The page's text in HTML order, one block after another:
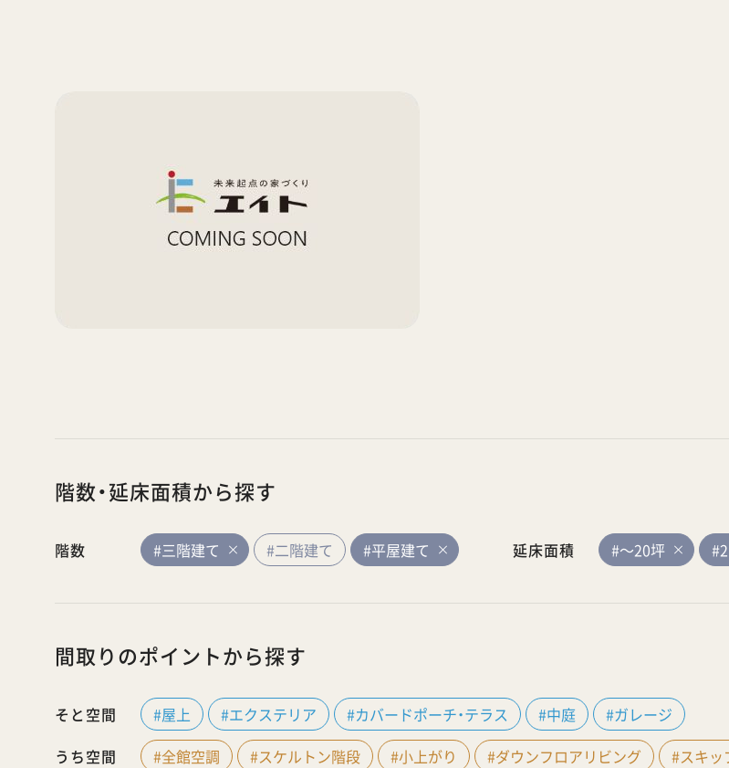
階数・延床面積から探す
階数 #三階建て #二階建て #平屋建て 延床面積 #～20坪
間取りのポイントから探す
そと空間 #屋上 #エクステリア #カバードポーチ・テラス #中庭
#ガレージ
うち空間
#全館空調 #スケルトン階段 #小上がり #ダウンフロアリビング #スキッ